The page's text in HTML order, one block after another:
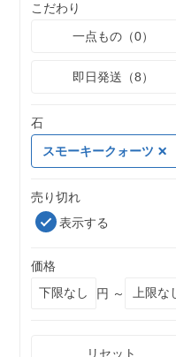
こだわり
一点もの（0）
即日発送（8）
石
スモーキークォーツ
売り切れ
表示する
価格
円 ～
リセット